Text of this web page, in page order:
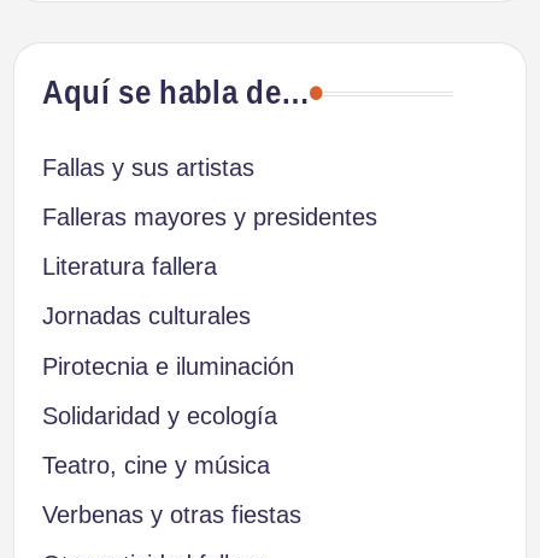
Aquí se habla de…
Fallas y sus artistas
Falleras mayores y presidentes
Literatura fallera
Jornadas culturales
Pirotecnia e iluminación
Solidaridad y ecología
Teatro, cine y música
Verbenas y otras fiestas